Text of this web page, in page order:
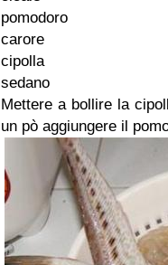
pomodoro
carore
cipolla
sedano
Mettere a bollire la
un pò aggiungere il